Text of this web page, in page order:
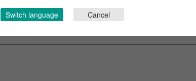
わせは こちら
Switch language Cancel